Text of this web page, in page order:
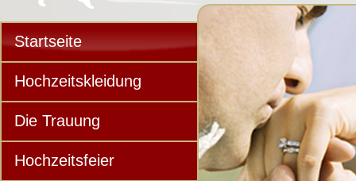
Startseite
Hochzeitskleidung
Die Trauung
Hochzeitsfeier